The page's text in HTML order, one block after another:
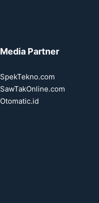
Media Partner
SpekTekno.com
SawTakOnline.com
Otomatic.id